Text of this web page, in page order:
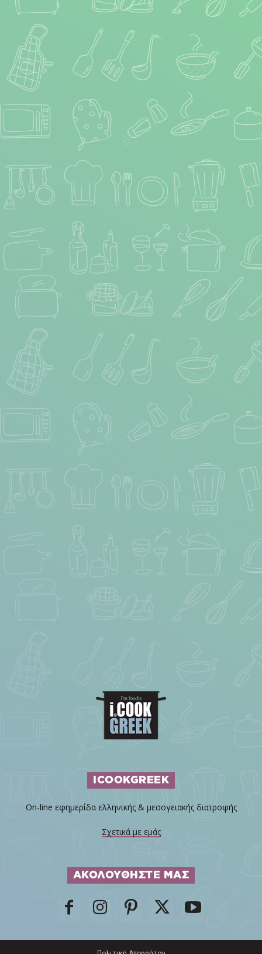
ICOOKGREEK
On-line εφημερίδα ελληνικής & μεσογειακής διατροφής
Σχετικά με εμάς
ΑΚΟΛΟΥΘΗΣΤΕ ΜΑΣ